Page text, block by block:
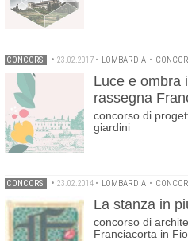
CONCORSI • 23.02.2017 • LOMBARDIA •
Luce e ombra
rassegna
concorso di
giardini
CONCORSI • 23.02.2014 • LOMBARDIA •
La stanza in
concorso di
Franciacorta in